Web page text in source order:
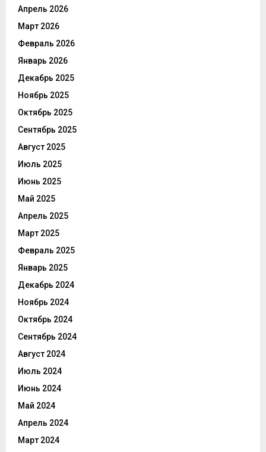
Апрель 2026
Март 2026
Февраль 2026
Январь 2026
Декабрь 2025
Ноябрь 2025
Октябрь 2025
Сентябрь 2025
Август 2025
Июль 2025
Июнь 2025
Май 2025
Апрель 2025
Март 2025
Февраль 2025
Январь 2025
Декабрь 2024
Ноябрь 2024
Октябрь 2024
Сентябрь 2024
Август 2024
Июль 2024
Июнь 2024
Май 2024
Апрель 2024
Март 2024